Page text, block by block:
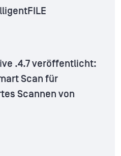
.4.7 veröffentlicht:
Scan für
Scannen von